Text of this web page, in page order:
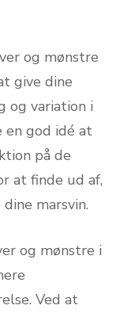
og mønstre
give dine
og variation i
en god idé at
på de
at finde ud af,
marsvin.
og mønstre i
Ved at